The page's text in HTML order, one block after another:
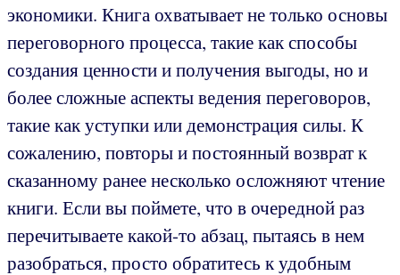
экономики. Книга охватывает не только основы
переговорного процесса, такие как способы
создания ценности и получения выгоды, но и
более сложные аспекты ведения переговоров,
такие как уступки или демонстрация силы. К
сожалению, повторы и постоянный возврат к
сказанному ранее несколько осложняют чтение
книги. Если вы поймете, что в очередной раз
перечитываете какой-то абзац, пытаясь в нем
разобраться, просто обратитесь к удобным